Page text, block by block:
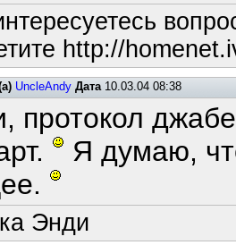
http://
UncleAndy Дата10.03.04 08:38
протокол
Я думаю,
Энди